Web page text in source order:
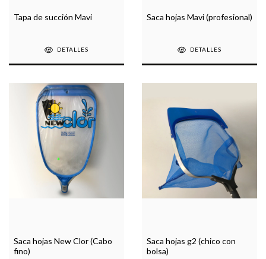
Tapa de succión Mavi
DETALLES
Saca hojas Mavi (profesional)
DETALLES
Saca hojas New Clor (Cabo
fino)
Saca hojas g2 (chico con
bolsa)